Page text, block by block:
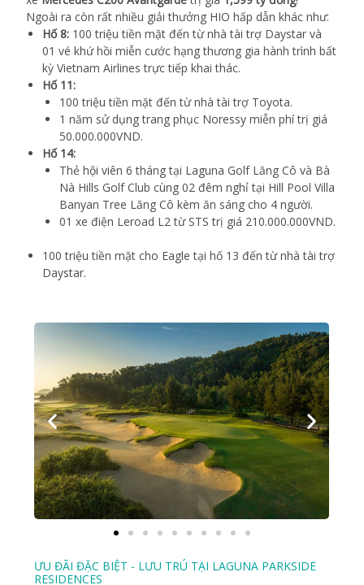
️Ngoài ra còn rất nhiều giải thưởng HIO hấp dẫn khác như:
Hố 8: 100 triệu tiền mặt đến từ nhà tài trợ Daystar và
01 vé khứ hồi miễn cước hạng thương gia hành trình bất
kỳ Vietnam Airlines trực tiếp khai thác.
Hố 11:
100 triệu tiền mặt đến từ nhà tài trợ Toyota.
1 năm sử dụng trang phục Noressy miễn phí trị giá
50.000.000VND.
Hố 14:
Thẻ hội viên 6 tháng tại Laguna Golf Lăng Cô và Bà
Nà Hills Golf Club cùng 02 đêm nghỉ tại Hill Pool Villa
Banyan Tree Lăng Cô kèm ăn sáng cho 4 người.
01 xe điện Leroad L2 từ STS trị giá 210.000.000VND.
100 triệu tiền mặt cho Eagle tại hố 13 đến từ nhà tài trợ
Daystar.
ƯU ĐÃI ĐẶC BIỆT - LƯU TRÚ TẠI LAGUNA PARKSIDE
RESIDENCES